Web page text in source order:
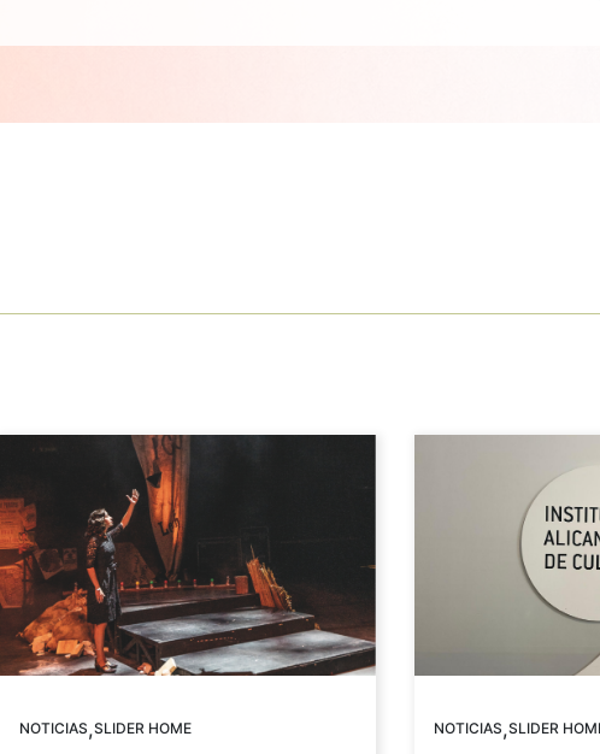
NOTICIAS,SLIDER HOME NOTICIAS,SLIDER